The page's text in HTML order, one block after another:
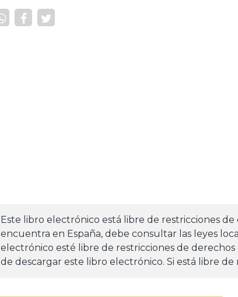
Este libro electrónico está libre de restricciones de
encuentra en España, debe consultar las leyes
electrónico esté libre de restricciones de
de descargar este libro electrónico. Si está libre